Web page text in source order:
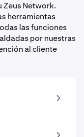
Zeus Network.
herramientas
las funciones
por nuestras
al cliente